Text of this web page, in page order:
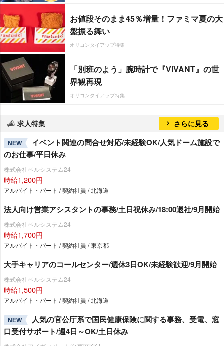
が出演し、火野さんとの思い出を
語る。
お値段そのまま45％増量！ファミマ夏の大
盤振る舞い
オリコンタイアップ特集
「別班のよう」腕時計で『VIVANT』の世
界観再現
オリコンタイアップ特集
求人特集 さらに見る
NEW
イベント関連の問合せ対応/未経験OK/人気ドーム施設で
のお仕事/平日休み
株式会社ベルシステム24
時給1,200円
アルバイト・パート / 契約社員 / 北海道
法人向け営業アシスタントの事務/土日祝休み/18:00退社/9月開始
株式会社ベルシステム24
時給1,700円
アルバイト・パート / 契約社員 / 東京都
大手キャリアのコールセンター/週休3日OK/未経験歓迎/9月開始
株式会社ベルシステム24
時給1,500円
アルバイト・パート / 契約社員 / 北海道
NEW
人気の官公庁系で国民健康保険に関する事務、受電、窓
口受付サポート/週4日～OK/土日休み